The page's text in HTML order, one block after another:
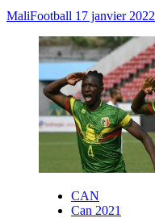
MaliFootball 17 janvier 2022
CAN
Can 2021